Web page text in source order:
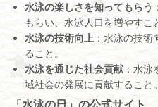
水泳の楽しさを知ってもらう
もらい、水泳人口を増やすこ
水泳の技術向上 ：水泳の技
ること。
水泳を通じた社会貢献 ：水
域社会の発展に貢献すること。
「水泳の日」の公式サイト